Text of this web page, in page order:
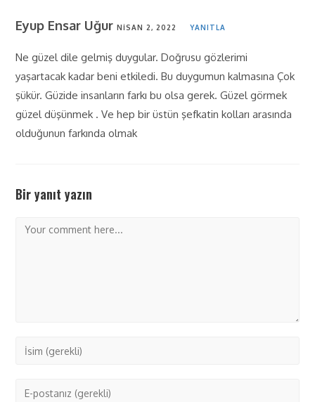
Eyup Ensar UğurNISAN 2, 2022 YANITLA
Ne güzel dile gelmiş duygular. Doğrusu gözlerimi
yaşartacak kadar beni etkiledi. Bu duygumun kalmasına Çok
şükür. Güzide insanların farkı bu olsa gerek. Güzel görmek
güzel düşünmek . Ve hep bir üstün şefkatin kolları arasında
olduğunun farkında olmak
Bir yanıt yazın